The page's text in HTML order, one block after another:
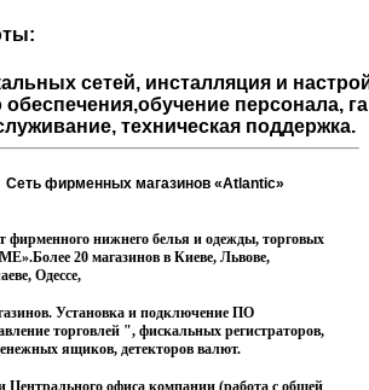
сетей, инсталляция и
персонала,
техническая поддержка.
фирменных магазинов «Atlantic»
фирменного нижнего белья и одежды, торговых
20 магазинов в Киеве, Львове,
Одессе,
Установка и подключение ПО
торговлей ", фискальных регистраторов,
ящиков, детекторов валют.
Центрального офиса компании (работа с общей